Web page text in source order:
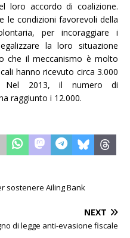
loro accordo di coalizione.
le condizioni favorevoli della
per incoraggiare i
la loro situazione
che il meccanismo è molto
hanno ricevuto circa 3.000
Nel 2013, il numero di
raggiunto i 12.000.
sostenere Ailing Bank
NEXT
di legge anti-evasione fiscale